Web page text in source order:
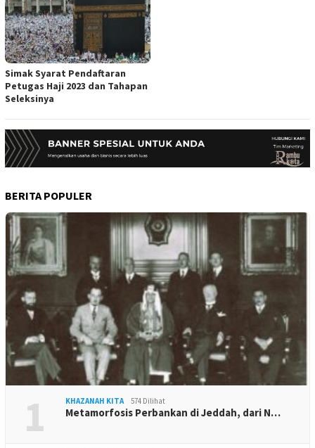
Simak Syarat Pendaftaran
Petugas Haji 2023 dan Tahapan
Seleksinya
BERITA POPULER
1 KHAZANAH KITA 574 Dilihat
Metamorfosis Perbankan di Jeddah, dari N…